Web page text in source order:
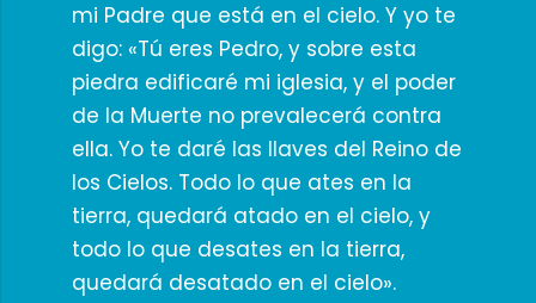
mi Padre que está en el cielo. Y yo te
digo: «Tú eres Pedro, y sobre esta
piedra edificaré mi iglesia, y el poder
de la Muerte no prevalecerá contra
ella. Yo te daré las llaves del Reino de
los Cielos. Todo lo que ates en la
tierra, quedará atado en el cielo, y
todo lo que desates en la tierra,
quedará desatado en el cielo».